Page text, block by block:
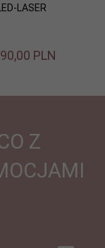
LASER
00 PLN
Z